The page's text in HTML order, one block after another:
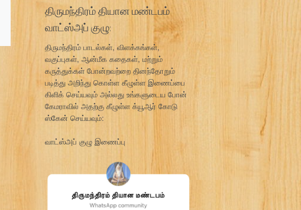
திருமந்திரம் தியான மண்டபம்
வாட்ஸ்அப் குழு:
திருமந்திரம் பாடல்கள், விளக்கங்கள்,
வகுப்புகள், ஆன்மீக கதைகள், மற்றும்
கருத்துக்கள் போன்றவற்றை தினந்தோறும்
படித்து அறிந்து கொள்ள கீழுள்ள இணைப்பை
கிளிக் செய்யவும் அல்லது உங்களுடைய போன்
கேமராவில் அதற்கு கீழுள்ள க்யூஆர் கோடு
ஸ்கேன் செய்யவும்:
வாட்ஸ்அப் குழு இணைப்பு